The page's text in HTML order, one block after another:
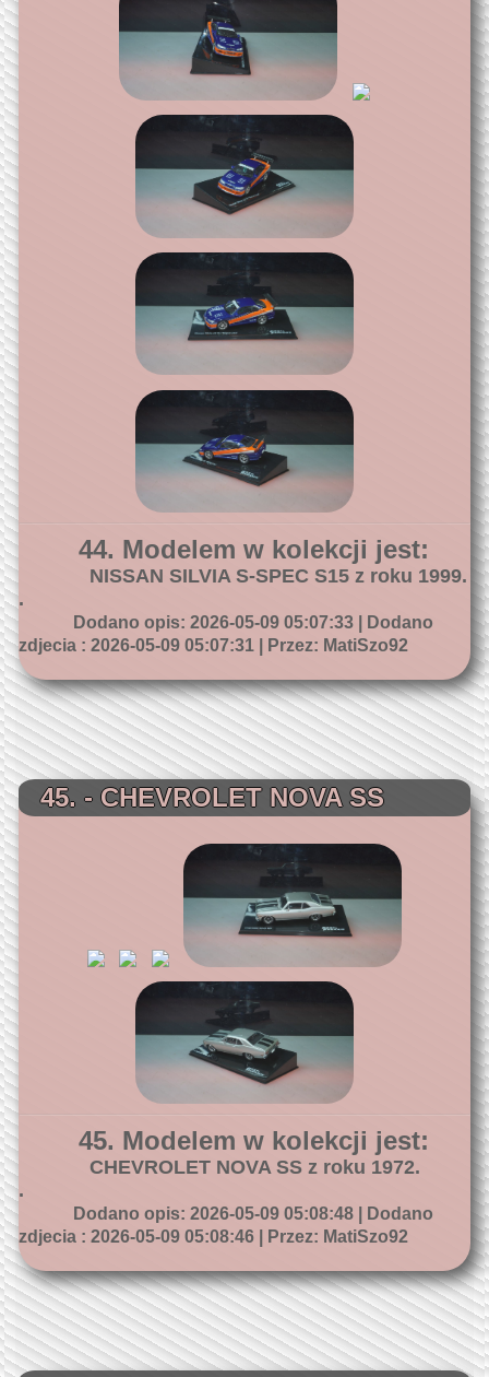
44. Modelem w kolekcji jest:
NISSAN SILVIA S-SPEC S15 z roku 1999.
.
Dodano opis: 2026-05-09 05:07:33 | Dodano
zdjecia : 2026-05-09 05:07:31 | Przez: MatiSzo92
45. - CHEVROLET NOVA SS
45. Modelem w kolekcji jest:
CHEVROLET NOVA SS z roku 1972.
.
Dodano opis: 2026-05-09 05:08:48 | Dodano
zdjecia : 2026-05-09 05:08:46 | Przez: MatiSzo92